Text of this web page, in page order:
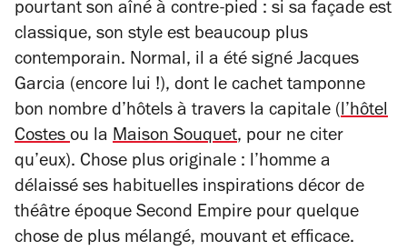
pourtant son aîné à contre-pied : si sa façade est
classique, son style est beaucoup plus
contemporain. Normal, il a été signé Jacques
Garcia (encore lui !), dont le cachet tamponne
bon nombre d’hôtels à travers la capitale (l’hôtel
Costesou la Maison Souquet, pour ne citer
qu’eux). Chose plus originale : l’homme a
délaissé ses habituelles inspirations décor de
théâtre époque Second Empire pour quelque
chose de plus mélangé, mouvant et efficace.